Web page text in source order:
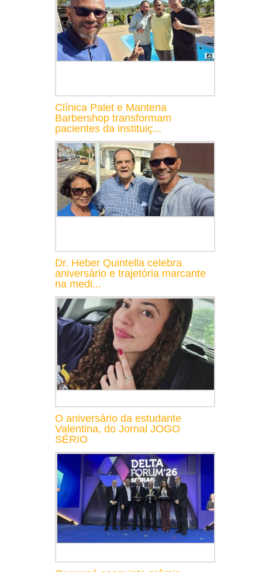
Clínica Palet e Mantena
Barbershop transformam
pacientes da instituiç...
Dr. Heber Quintella celebra
aniversário e trajetória marcante
na medi...
O aniversário da estudante
Valentina, do Jornal JOGO
SÉRIO